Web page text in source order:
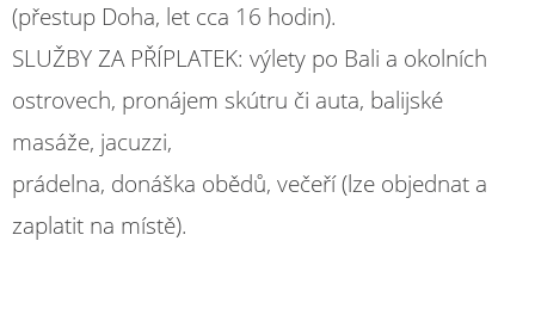
(přestup Doha, let cca 16 hodin).
SLUŽBY ZA PŘÍPLATEK: výlety po Bali a okolních
ostrovech, pronájem skútru či auta, balijské
masáže, jacuzzi,
prádelna, donáška obědů, večeří (lze objednat a
zaplatit na místě).